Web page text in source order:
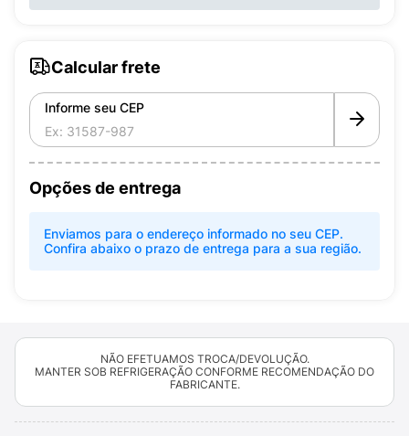
Calcular frete
Informe seu CEP
Opções de entrega
Enviamos para o endereço informado no seu CEP.
Confira abaixo o prazo de entrega para a sua região.
NÃO EFETUAMOS TROCA/DEVOLUÇÃO.
MANTER SOB REFRIGERAÇÃO CONFORME RECOMENDAÇÃO DO
FABRICANTE.